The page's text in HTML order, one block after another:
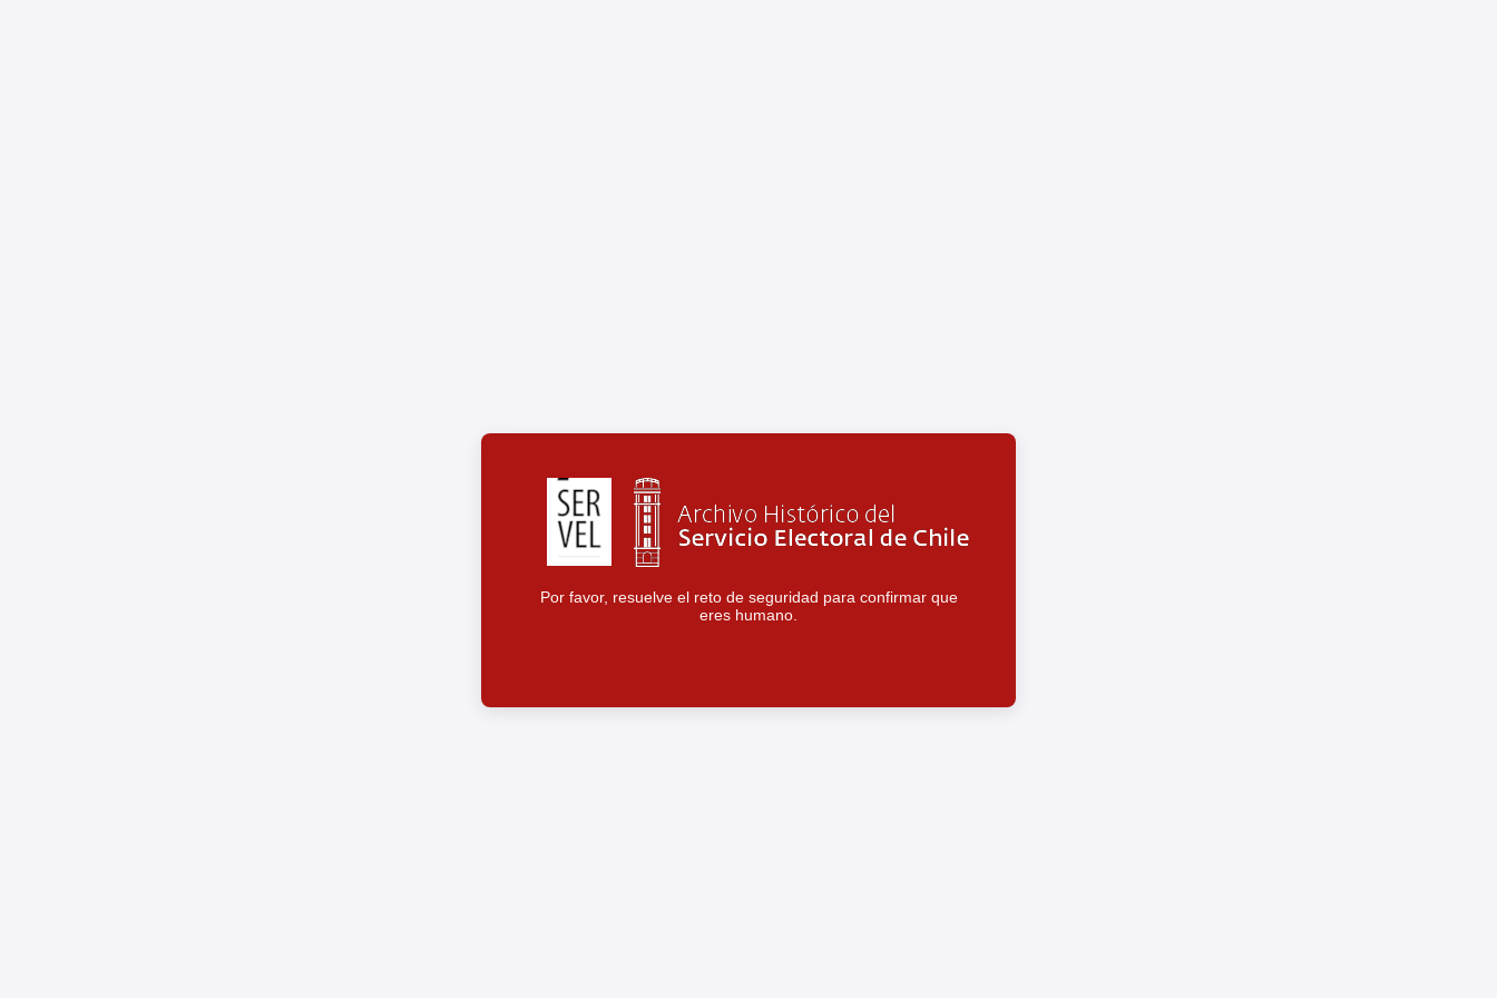
Por favor, resuelve el reto de seguridad para confirmar que
eres humano.